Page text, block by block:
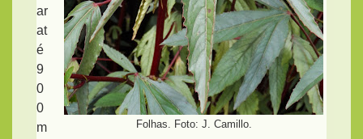
Folhas. Foto: J. Camillo.
ar
at
é
9
0
0
m